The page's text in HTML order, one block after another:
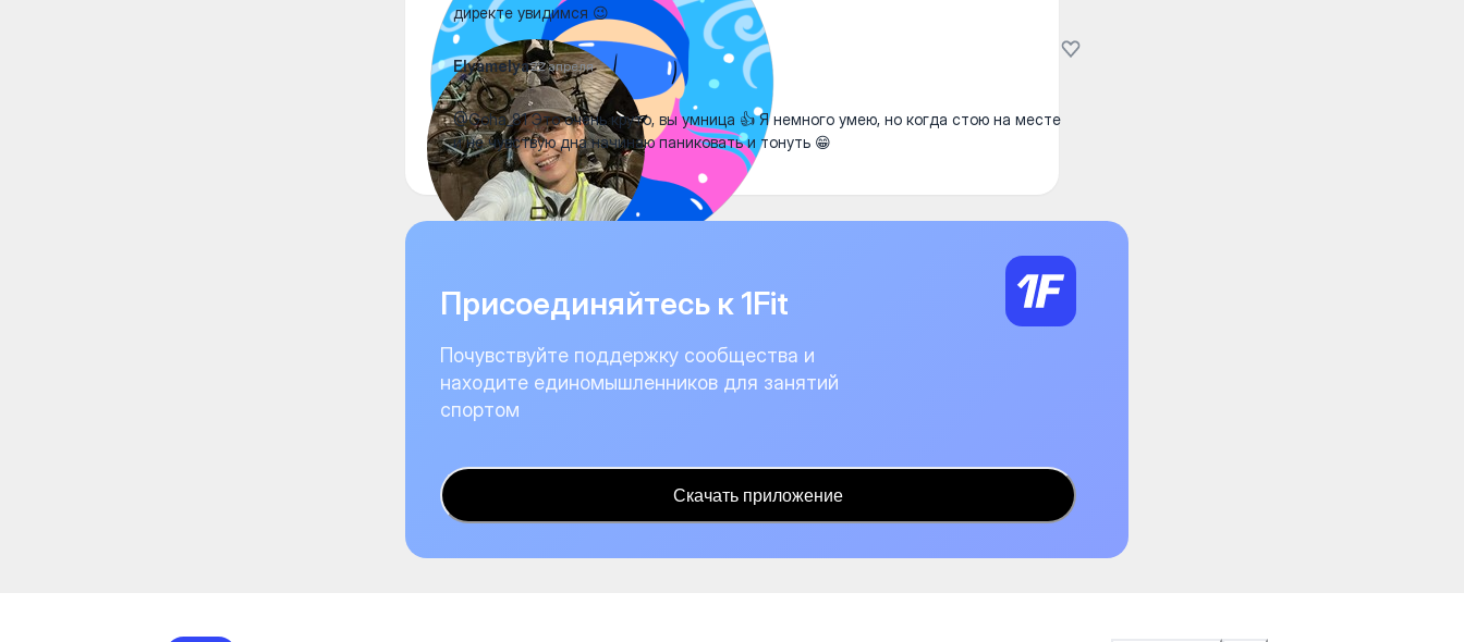
директе увидимся 😉
Elyamelya22 апреля
@Goha_81 Это очень круто, вы умница 👍 Я немного умею, но когда стою на месте
и не чувствую дна начинаю паниковать и тонуть 😁
Присоединяйтесь к 1Fit
Почувствуйте поддержку сообщества и
находите единомышленников для занятий
спортом
Скачать приложение